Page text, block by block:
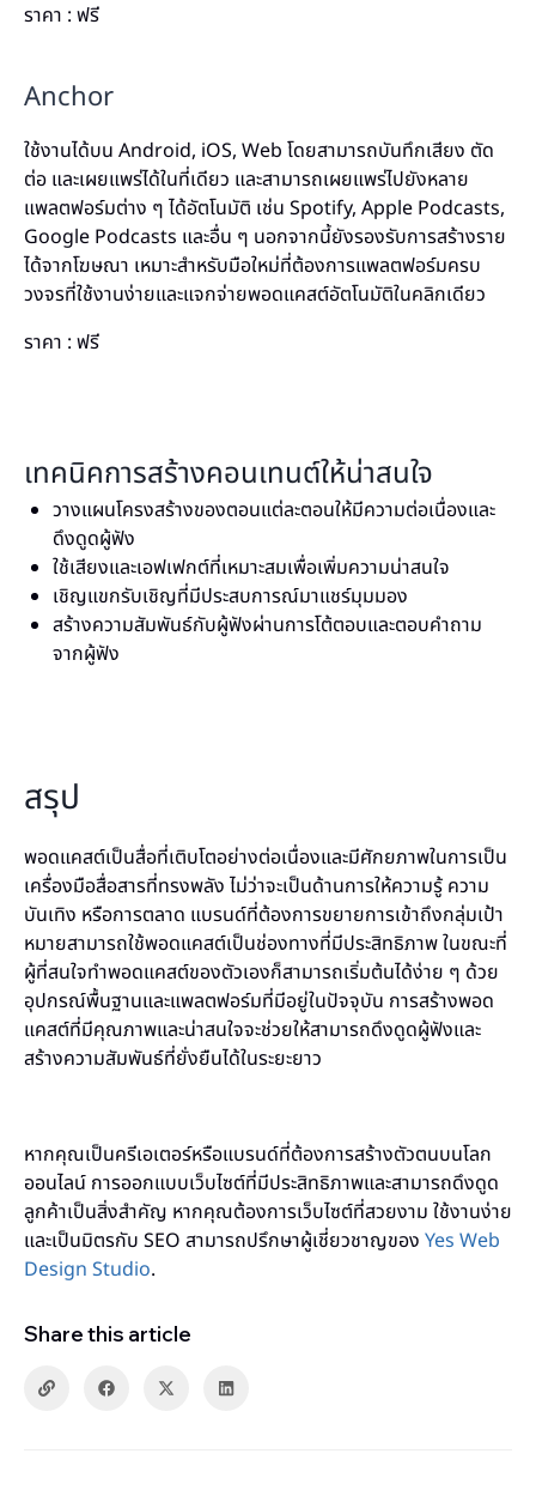
ราคา : ฟรี
Anchor
ใช้งานได้บน Android, iOS, Web โดยสามารถบันทึกเสียง ตัด
ต่อ และเผยแพร่ได้ในที่เดียว และสามารถเผยแพร่ไปยังหลาย
แพลตฟอร์มต่าง ๆ ได้อัตโนมัติ เช่น Spotify, Apple Podcasts,
Google Podcasts และอื่น ๆ นอกจากนี้ยังรองรับการสร้างราย
ได้จากโฆษณา เหมาะสำหรับมือใหม่ที่ต้องการแพลตฟอร์มครบ
วงจรที่ใช้งานง่ายและแจกจ่ายพอดแคสต์อัตโนมัติในคลิกเดียว
ราคา : ฟรี
เทคนิคการสร้างคอนเทนต์ให้น่าสนใจ
วางแผนโครงสร้างของตอนแต่ละตอนให้มีความต่อเนื่องและ
ดึงดูดผู้ฟัง
ใช้เสียงและเอฟเฟกต์ที่เหมาะสมเพื่อเพิ่มความน่าสนใจ
เชิญแขกรับเชิญที่มีประสบการณ์มาแชร์มุมมอง
สร้างความสัมพันธ์กับผู้ฟังผ่านการโต้ตอบและตอบคำถาม
จากผู้ฟัง
สรุป
พอดแคสต์เป็นสื่อที่เติบโตอย่างต่อเนื่องและมีศักยภาพในการเป็น
เครื่องมือสื่อสารที่ทรงพลัง ไม่ว่าจะเป็นด้านการให้ความรู้ ความ
บันเทิง หรือการตลาด แบรนด์ที่ต้องการขยายการเข้าถึงกลุ่มเป้า
หมายสามารถใช้พอดแคสต์เป็นช่องทางที่มีประสิทธิภาพ ในขณะที่
ผู้ที่สนใจทำพอดแคสต์ของตัวเองก็สามารถเริ่มต้นได้ง่าย ๆ ด้วย
อุปกรณ์พื้นฐานและแพลตฟอร์มที่มีอยู่ในปัจจุบัน การสร้างพอด
แคสต์ที่มีคุณภาพและน่าสนใจจะช่วยให้สามารถดึงดูดผู้ฟังและ
สร้างความสัมพันธ์ที่ยั่งยืนได้ในระยะยาว
หากคุณเป็นครีเอเตอร์หรือแบรนด์ที่ต้องการสร้างตัวตนบนโลก
ออนไลน์ การออกแบบเว็บไซต์ที่มีประสิทธิภาพและสามารถดึงดูด
ลูกค้าเป็นสิ่งสำคัญ หากคุณต้องการเว็บไซต์ที่สวยงาม ใช้งานง่าย
และเป็นมิตรกับ SEO สามารถปรึกษาผู้เชี่ยวชาญของ Yes Web
Design Studio.
Share this article